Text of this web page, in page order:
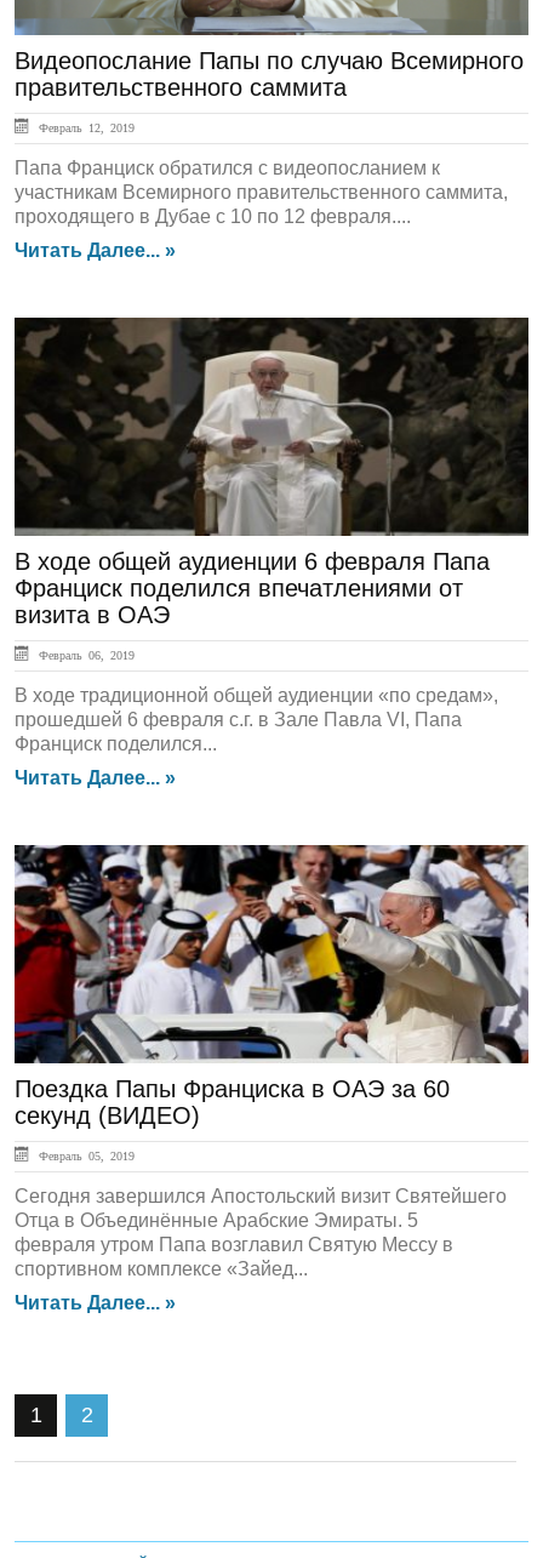
Видеопослание Папы по случаю Всемирного
правительственного саммита
Февраль 12, 2019
Папа Франциск обратился с видеопосланием к
участникам Всемирного правительственного саммита,
проходящего в Дубае с 10 по 12 февраля....
Читать Далее... »
ГЛАВНАЯ
В ходе общей аудиенции 6 февраля Папа
Франциск поделился впечатлениями от
визита в ОАЭ
Февраль 06, 2019
В ходе традиционной общей аудиенции «по средам»,
прошедшей 6 февраля с.г. в Зале Павла VI, Папа
Франциск поделился...
Читать Далее... »
ГЛАВНАЯ
Поездка Папы Франциска в ОАЭ за 60
секунд (ВИДЕО)
Февраль 05, 2019
Сегодня завершился Апостольский визит Святейшего
Отца в Объединённые Арабские Эмираты. 5
февраля утром Папа возглавил Святую Мессу в
спортивном комплексе «Зайед...
Читать Далее... »
1 2